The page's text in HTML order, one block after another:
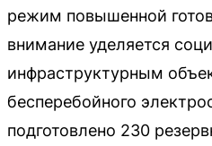
режим повышенной
внимание уделяется
инфраструктурным
бесперебойного
подготовлено 230